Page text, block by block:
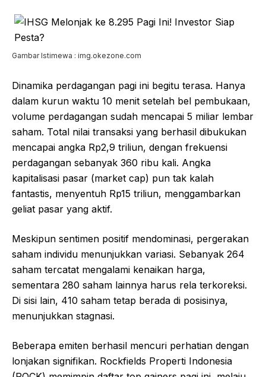
Gambar Istimewa : img.okezone.com
Dinamika perdagangan pagi ini begitu terasa. Hanya
dalam kurun waktu 10 menit setelah bel pembukaan,
volume perdagangan sudah mencapai 5 miliar lembar
saham. Total nilai transaksi yang berhasil dibukukan
mencapai angka Rp2,9 triliun, dengan frekuensi
perdagangan sebanyak 360 ribu kali. Angka
kapitalisasi pasar (market cap) pun tak kalah
fantastis, menyentuh Rp15 triliun, menggambarkan
geliat pasar yang aktif.
Meskipun sentimen positif mendominasi, pergerakan
saham individu menunjukkan variasi. Sebanyak 264
saham tercatat mengalami kenaikan harga,
sementara 280 saham lainnya harus rela terkoreksi.
Di sisi lain, 410 saham tetap berada di posisinya,
menunjukkan stagnasi.
Beberapa emiten berhasil mencuri perhatian dengan
lonjakan signifikan. Rockfields Properti Indonesia